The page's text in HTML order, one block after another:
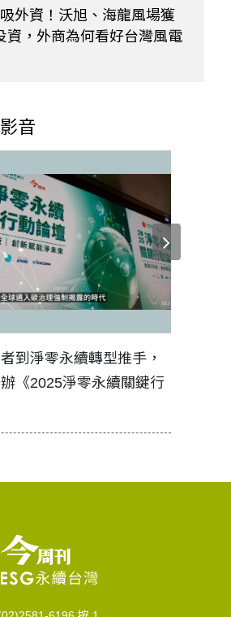
外資！沃旭、海龍風場獲
資，外商為何看好台灣風電
音
，
行
如何守護每個生命的轉折點？
工改變病患命運的真實故事